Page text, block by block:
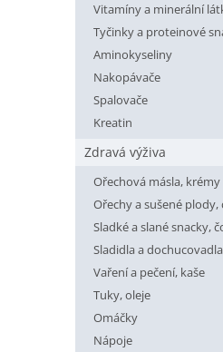
Vitamíny a minerální
Tyčinky a proteinové
Aminokyseliny
Nakopávače
Spalovače
Kreatin
Zdravá výživa
Ořechová másla, krémy
Ořechy a sušené plody,
Sladké a slané snacky,
Sladidla a dochucovadla
Vaření a pečení, kaše
Tuky, oleje
Omáčky
Nápoje